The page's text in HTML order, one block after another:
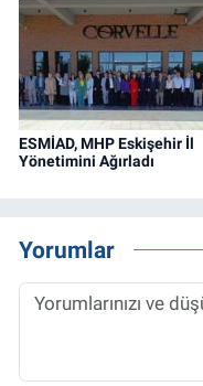
ESMİAD, MHP Eskişehir İl
Yönetimini Ağırladı
Yorumlar